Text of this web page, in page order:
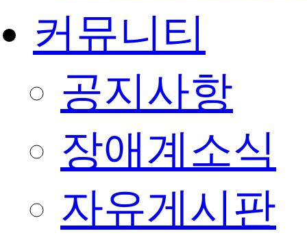
커뮤니티
공지사항
장애계소식
자유게시판